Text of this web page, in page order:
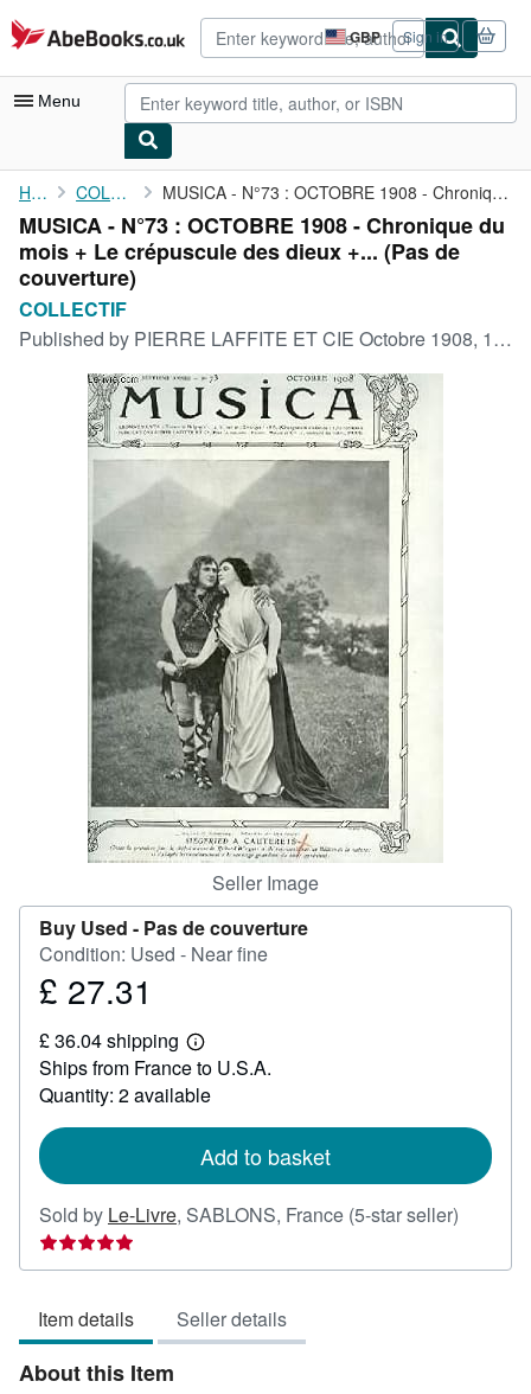
Skip to main content
AbeBooks.co.uk GBP
Site
shopping
preferences
Sign in
Menu
My Account
My Purchases
Advanced Search
Browse Collections
Art & Collectables
Textbooks
Start Selling
CLOSE
Home COLLECTIF MUSICA - N°73 : OCTOBRE 1908 - Chronique du mois + Le crépuscule...
MUSICA - N°73 : OCTOBRE 1908 - Chronique du
mois + Le crépuscule des dieux +... (Pas de
couverture)
COLLECTIF
Published by PIERRE LAFFITE ET CIE Octobre 1908, 1908
Seller Image
Buy Used - Pas de couverture
Condition: Used - Near fine
Price
27.31
£ 27.31
£ 36.04 shipping
Learn
more
about
shipping
Ships from France to U.S.A.
Quantity: 2 available
Add to basket
Sold by Le-Livre, SABLONS, France (5-star seller)
5
Item details Seller details
About this Item